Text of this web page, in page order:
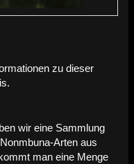
zu dieser
wir eine Sammlung
Arten aus
man eine Menge